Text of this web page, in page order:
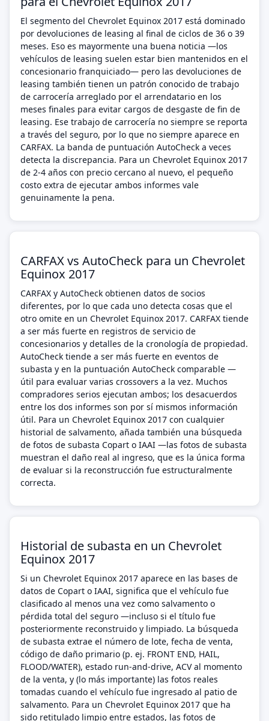
El segmento del Chevrolet Equinox 2017 está dominado
por devoluciones de leasing al final de ciclos de 36 o 39
meses. Eso es mayormente una buena noticia —los
vehículos de leasing suelen estar bien mantenidos en el
concesionario franquiciado— pero las devoluciones de
leasing también tienen un patrón conocido de trabajo
de carrocería arreglado por el arrendatario en los
meses finales para evitar cargos de desgaste de fin de
leasing. Ese trabajo de carrocería no siempre se reporta
a través del seguro, por lo que no siempre aparece en
CARFAX. La banda de puntuación AutoCheck a veces
detecta la discrepancia. Para un Chevrolet Equinox 2017
de 2-4 años con precio cercano al nuevo, el pequeño
costo extra de ejecutar ambos informes vale
genuinamente la pena.
CARFAX vs AutoCheck para un Chevrolet
Equinox 2017
CARFAX y AutoCheck obtienen datos de socios
diferentes, por lo que cada uno detecta cosas que el
otro omite en un Chevrolet Equinox 2017. CARFAX tiende
a ser más fuerte en registros de servicio de
concesionarios y detalles de la cronología de propiedad.
AutoCheck tiende a ser más fuerte en eventos de
subasta y en la puntuación AutoCheck comparable —
útil para evaluar varias crossovers a la vez. Muchos
compradores serios ejecutan ambos; los desacuerdos
entre los dos informes son por sí mismos información
útil. Para un Chevrolet Equinox 2017 con cualquier
historial de salvamento, añada también una búsqueda
de fotos de subasta Copart o IAAI —las fotos de subasta
muestran el daño real al ingreso, que es la única forma
de evaluar si la reconstrucción fue estructuralmente
correcta.
Historial de subasta en un Chevrolet
Equinox 2017
Si un Chevrolet Equinox 2017 aparece en las bases de
datos de Copart o IAAI, significa que el vehículo fue
clasificado al menos una vez como salvamento o
pérdida total del seguro —incluso si el título fue
posteriormente reconstruido y limpiado. La búsqueda
de subasta extrae el número de lote, fecha de venta,
código de daño primario (p. ej. FRONT END, HAIL,
FLOOD/WATER), estado run-and-drive, ACV al momento
de la venta, y (lo más importante) las fotos reales
tomadas cuando el vehículo fue ingresado al patio de
salvamento. Para un Chevrolet Equinox 2017 que ha
sido retitulado limpio entre estados, las fotos de